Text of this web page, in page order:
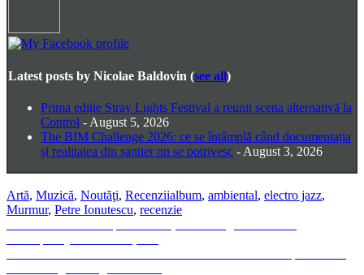
Latest posts by Nicolae Baldovin (see all)
Prima ediție Stray Lights Festival a reunit scena alternativă la
Control - August 5, 2026
The BIM Challenge 2026: ce se întâmplă când documentația
și realitatea din șantier nu se potrivesc - August 3, 2026
Artă, Muzică, Noutăţi, Recenziialbum, ambiental, electro jazz,
Murmur, Petre Ionutescu, recenzie
Post
navigation